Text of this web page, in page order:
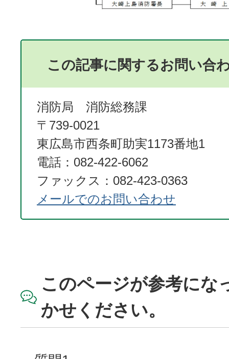
この記事に関するお問い合
消防局 消防総務課
〒739-0021
東広島市西条町助実1173番地1
電話：082-422-6062
ファックス：082-423-0363
メールでのお問い合わせ
このページが参考にな
かせください。